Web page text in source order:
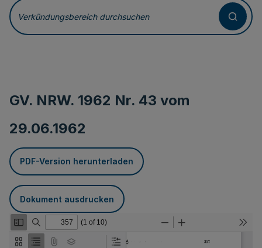
Verkündungsbereich durchsuchen
GV. NRW. 1962 Nr. 43 vom
29.06.1962
PDF-Version herunterladen
Dokument ausdrucken